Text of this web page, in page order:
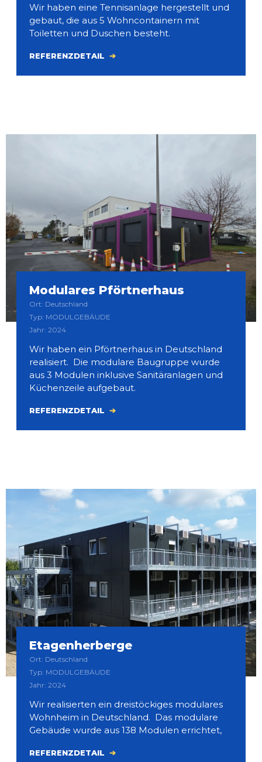
Wir haben eine Tennisanlage hergestellt und
gebaut, die aus 5 Wohncontainern mit
Toiletten und Duschen besteht.
REFERENZDETAIL
Modulares Pförtnerhaus
Ort: Deutschland
Typ: MODULGEBÄUDE
Jahr: 2024
Wir haben ein Pförtnerhaus in Deutschland
realisiert. Die modulare Baugruppe wurde
aus 3 Modulen inklusive Sanitäranlagen und
Küchenzeile aufgebaut.
REFERENZDETAIL
Etagenherberge
Ort: Deutschland
Typ: MODULGEBÄUDE
Jahr: 2024
Wir realisierten ein dreistöckiges modulares
Wohnheim in Deutschland. Das modulare
Gebäude wurde aus 138 Modulen errichtet,
REFERENZDETAIL